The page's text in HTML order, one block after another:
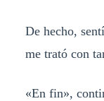
De hecho,
me trató con
«En fin»,